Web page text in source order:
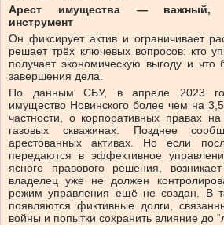
Арест имущества — важный,
инструмент
Он фиксирует актив и ограничивает
решает трёх ключевых вопросов: кто
получает экономическую выгоду и что
завершения дела.
По данным СБУ, в апреле 2023
имущество Новинского более чем на
частности, о корпоративных правах
газовых скважинах. Позднее
арестованных активах. Но если
передаются в эффективное
ясного правового решения,
владелец уже не должен
режим управления ещё не создан. В
появляются фиктивные долги,
войны и попытки сохранить влияние до